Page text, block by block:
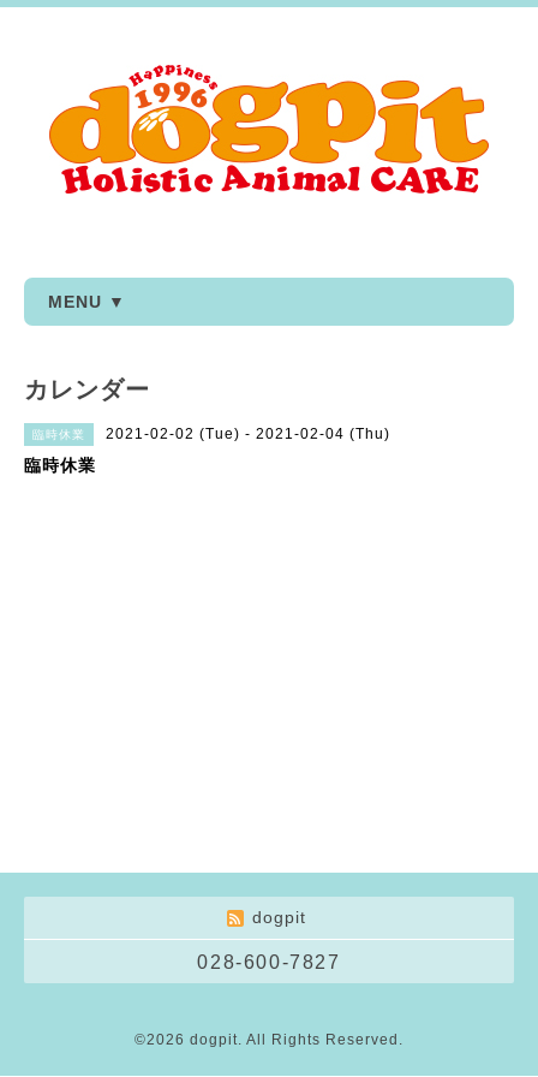
MENU ▼
カレンダー
臨時休業 2021-02-02 (Tue) - 2021-02-04 (Thu)
臨時休業
dogpit
028-600-7827
©2026 dogpit. All Rights Reserved.